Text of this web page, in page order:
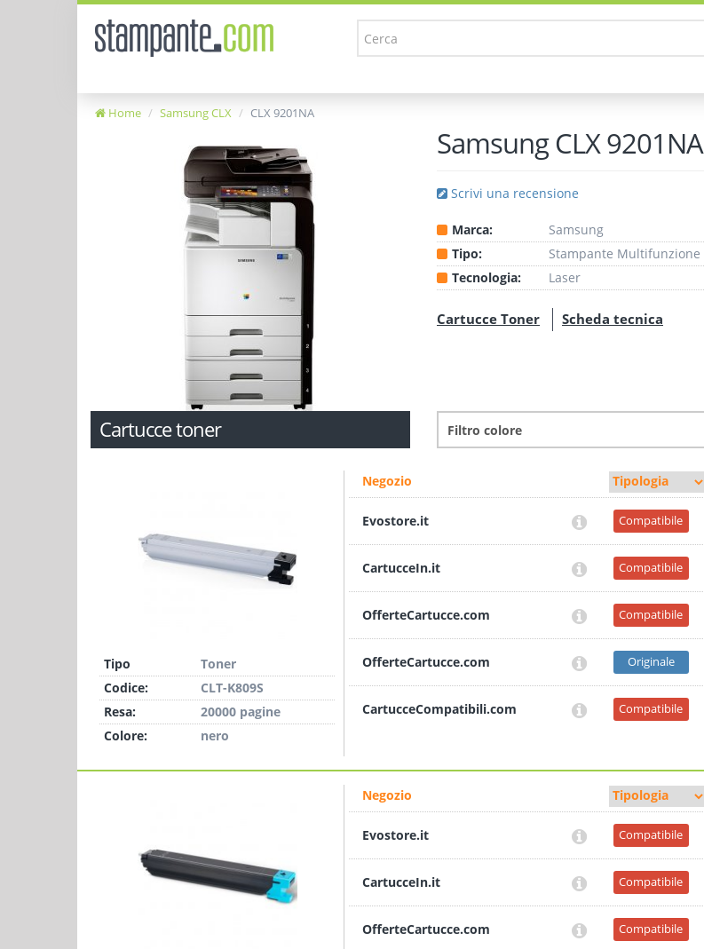
Home Samsung CLX CLX 9201NA
Samsung CLX 9201NA
Scrivi una recensione
Marca:
Samsung
Tipo:
Stampante Multifunzione
Tecnologia:
Laser
Cartucce Toner Scheda tecnica
Cartucce toner
Tipo
Toner
Codice:
CLT-K809S
Resa:
20000 pagine
Colore:
nero
Negozio
Evostore.it Compatibile
CartucceIn.it Compatibile
OfferteCartucce.com Compatibile
OfferteCartucce.com Originale
CartucceCompatibili.com Compatibile
Negozio
Evostore.it Compatibile
CartucceIn.it Compatibile
OfferteCartucce.com Compatibile